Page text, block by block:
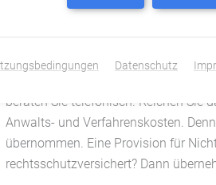
Partneranwälte prüfen Ihre
Sie haben eine Kündigung
geht das jetzt ohne
beraten Sie telefonisch. Reichen Sie
Anwalts- und Verfahrenskosten.
übernommen. Eine Provision für
rechtsschutzversichert? Dann
Datenschutz